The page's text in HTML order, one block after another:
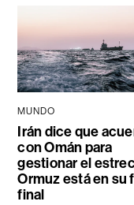
MUNDO
Irán dice que
con Omán para
gestionar el
Ormuz está en su
final